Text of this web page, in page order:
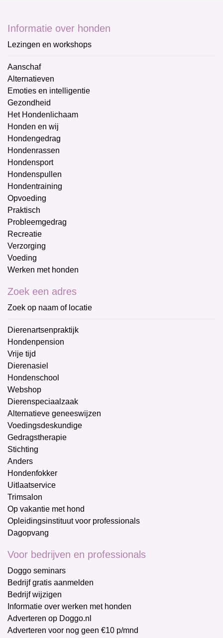
Informatie over honden
Lezingen en workshops
Aanschaf
Alternatieven
Emoties en intelligentie
Gezondheid
Het Hondenlichaam
Honden en wij
Hondengedrag
Hondenrassen
Hondensport
Hondenspullen
Hondentraining
Opvoeding
Praktisch
Probleemgedrag
Recreatie
Verzorging
Voeding
Werken met honden
Zoek een adres
Zoek op naam of locatie
Dierenartsenpraktijk
Hondenpension
Vrije tijd
Dierenasiel
Hondenschool
Webshop
Dierenspeciaalzaak
Alternatieve geneeswijzen
Voedingsdeskundige
Gedragstherapie
Stichting
Anders
Hondenfokker
Uitlaatservice
Trimsalon
Op vakantie met hond
Opleidingsinstituut voor professionals
Dagopvang
Voor bedrijven en professionals
Doggo seminars
Bedrijf gratis aanmelden
Bedrijf wijzigen
Informatie over werken met honden
Adverteren op Doggo.nl
Adverteren voor nog geen €10 p/mnd